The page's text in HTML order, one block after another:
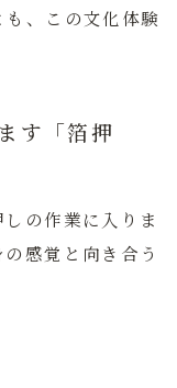
、この文化体験
す「箔押
の作業に入りま
感覚と向き合う